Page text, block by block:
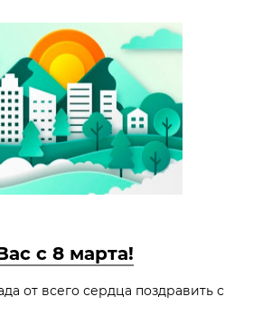
с 8 марта!
от всего сердца поздравить с